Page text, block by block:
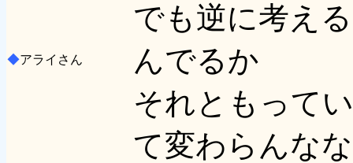
◆アライさん
でも逆に考え
んでるか
それともって
て変わらんな